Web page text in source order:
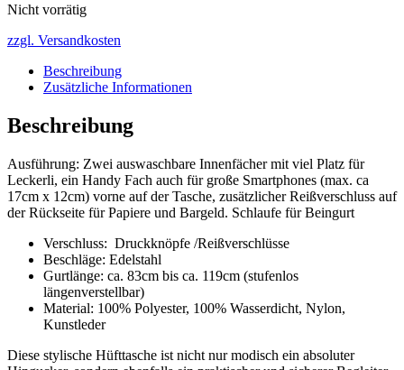
Nicht vorrätig
zzgl. Versandkosten
Beschreibung
Zusätzliche Informationen
Beschreibung
Ausführung: Zwei auswaschbare Innenfächer mit viel Platz für
Leckerli, ein Handy Fach auch für große Smartphones (max. ca
17cm x 12cm) vorne auf der Tasche, zusätzlicher Reißverschluss auf
der Rückseite für Papiere und Bargeld. Schlaufe für Beingurt
Verschluss: Druckknöpfe /Reißverschlüsse
Beschläge: Edelstahl
Gurtlänge: ca. 83cm bis ca. 119cm (stufenlos
längenverstellbar)
Material: 100% Polyester, 100% Wasserdicht, Nylon,
Kunstleder
Diese stylische Hüfttasche ist nicht nur modisch ein absoluter